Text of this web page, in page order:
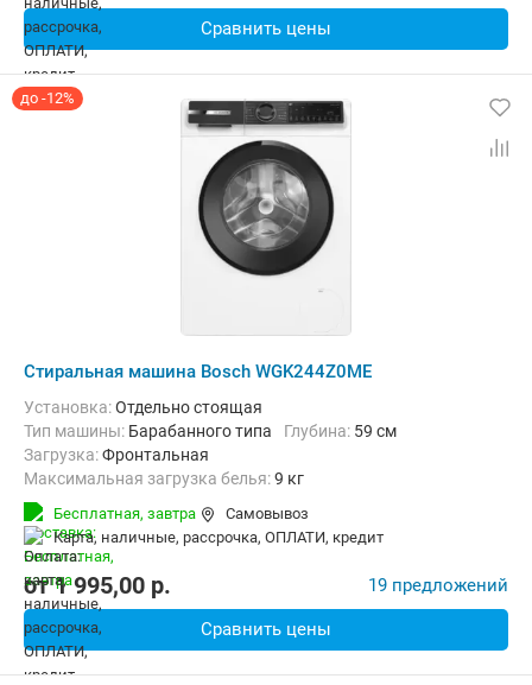
Сравнить цены
до -12%
Стиральная машина Bosch WGK244Z0ME
Установка:Отдельно стоящая
Тип машины: Барабанного типа Глубина: 59 см
загрузка:Фронтальная
Максимальная загрузка белья:9 кг
Количество программ:
Материал бака:
Нерж. сталь
Дополнительные функции:
Выбор скорости отжима, Звуковой
Безопасность:Защита от детей
Бесплатная, завтра
Самовывоз
карта, наличные, рассрочка, ОПЛАТИ, кредит
от1 995,00 p. 19 предложений
Сравнить цены